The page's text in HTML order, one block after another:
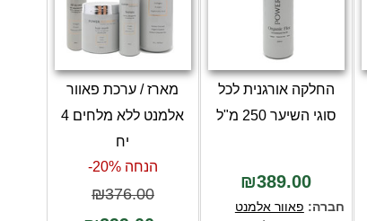
החלקה אורגנית לכל
סוגי השיער 250 מ"ל
₪389.00
חברה: פאוור אלמנט
מארז / ערכת פאוור
אלמנט ללא מלחים 4
יח
הנחה 20%-
₪376.00